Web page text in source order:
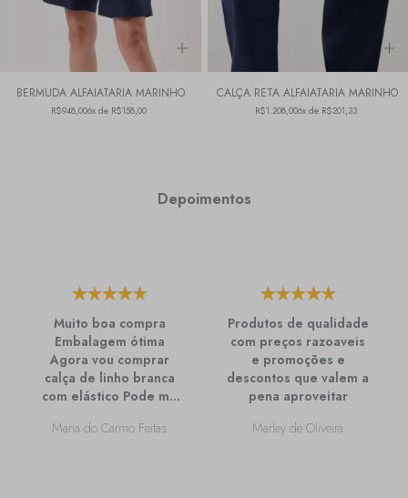
BERMUDA ALFAIATARIA MARINHO
R$948,006x de R$158,00
CALÇA RETA ALFAIATARIA MARINHO
R$1.208,006x de R$201,33
Depoimentos
Muito boa compra
Embalagem ótima
Agora vou comprar
calça de linho branca
com elástico Pode me
informações sobre
Maria do Carmo Feitas
Produtos de qualidade
com preços razoaveis
e promoções e
descontos que valem a
pena aproveitar
Marley de Oliveira